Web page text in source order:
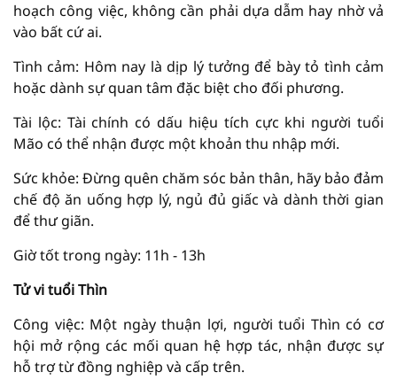
hoạch công việc, không cần phải dựa dẫm hay nhờ vả
vào bất cứ ai.
Tình cảm: Hôm nay là dịp lý tưởng để bày tỏ tình cảm
hoặc dành sự quan tâm đặc biệt cho đối phương.
Tài lộc: Tài chính có dấu hiệu tích cực khi người tuổi
Mão có thể nhận được một khoản thu nhập mới.
Sức khỏe: Đừng quên chăm sóc bản thân, hãy bảo đảm
chế độ ăn uống hợp lý, ngủ đủ giấc và dành thời gian
để thư giãn.
Giờ tốt trong ngày: 11h - 13h
Tử vi tuổi Thìn
Công việc: Một ngày thuận lợi, người tuổi Thìn có cơ
hội mở rộng các mối quan hệ hợp tác, nhận được sự
hỗ trợ từ đồng nghiệp và cấp trên.